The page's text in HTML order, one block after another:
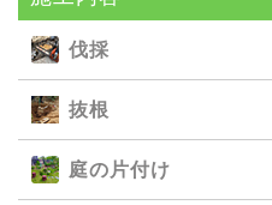
伐採
抜根
庭の⽚付け